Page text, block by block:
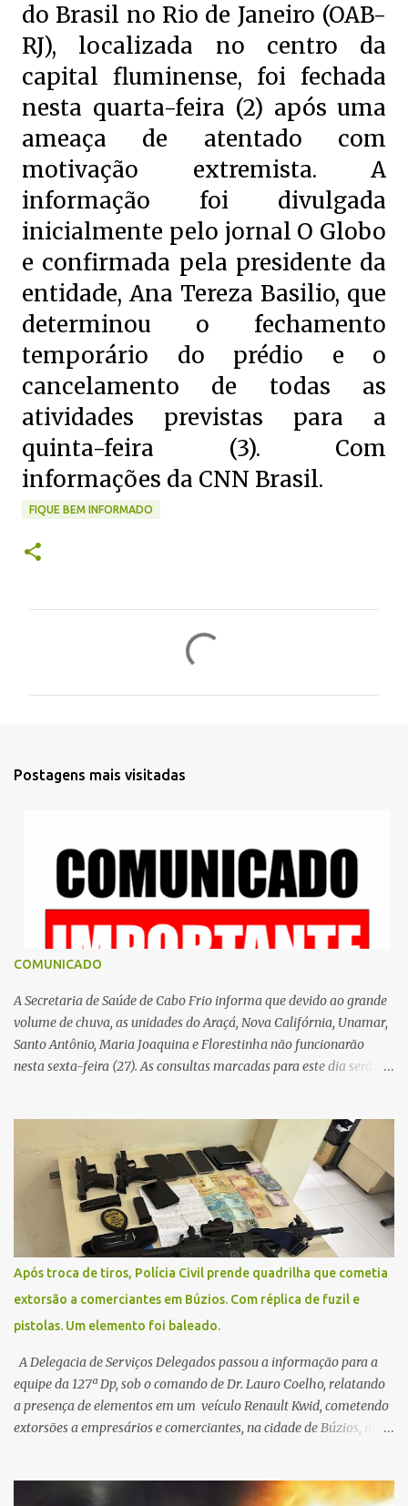
do Brasil no Rio de Janeiro (OAB-
RJ), localizada no centro da
capital fluminense, foi fechada
nesta quarta-feira (2) após uma
ameaça de atentado com
motivação extremista. A
informação foi divulgada
inicialmente pelo jornal O Globo
e confirmada pela presidente da
entidade, Ana Tereza Basilio, que
determinou o fechamento
temporário do prédio e o
cancelamento de todas as
atividades previstas para a
quinta-feira (3). Com
informações da CNN Brasil.
FIQUE BEM INFORMADO
Postagens mais visitadas
COMUNICADO
A Secretaria de Saúde de Cabo Frio informa que devido ao grande
volume de chuva, as unidades do Araçá, Nova Califórnia, Unamar,
Santo Antônio, Maria Joaquina e Florestinha não funcionarão
nesta sexta-feira (27). As consultas marcadas para este dia serão
Contamos com a compreensão de toda população, pois se trata de
uma situação climática que foge ao controle da administração
pública.
Após troca de tiros, Polícia Civil prende quadrilha que cometia
extorsão a comerciantes em Búzios. Com réplica de fuzil e
pistolas. Um elemento foi baleado.
A Delegacia de Serviços Delegados passou a informação para a
equipe da 127ª Dp, sob o comando de Dr. Lauro Coelho, relatando
a presença de elementos em um veículo Renault Kwid, cometendo
extorsões a empresários e comerciantes, na cidade de Búzios, na
fugir da cidade Buziana. Um dos detidos é policial civil e este foi